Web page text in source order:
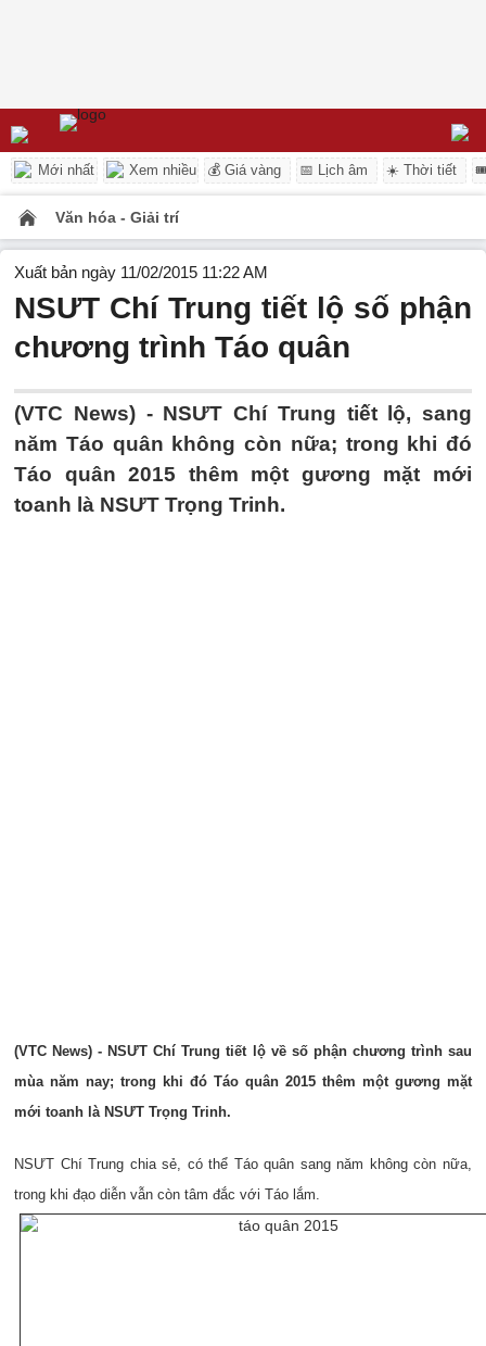
Mới nhất Xem nhiều 💰 Giá vàng 📅 Lịch âm ☀️ Thời tiết
Văn hóa - Giải trí
Xuất bản ngày 11/02/2015 11:22 AM
NSƯT Chí Trung tiết lộ số phận
chương trình Táo quân
(VTC News) - NSƯT Chí Trung tiết lộ, sang
năm Táo quân không còn nữa; trong khi đó
Táo quân 2015 thêm một gương mặt mới
toanh là NSƯT Trọng Trinh.
(VTC News) - NSƯT Chí Trung tiết lộ về số phận chương trình sau
mùa năm nay; trong khi đó Táo quân 2015 thêm một gương mặt
mới toanh là NSƯT Trọng Trinh.
NSƯT Chí Trung chia sẻ, có thể Táo quân sang năm không còn nữa,
trong khi đạo diễn vẫn còn tâm đắc với Táo lắm.